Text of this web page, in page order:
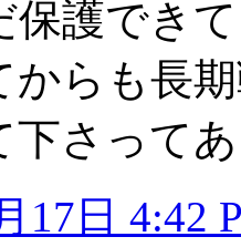
保護でき
からも長
下さって
17日 4:42